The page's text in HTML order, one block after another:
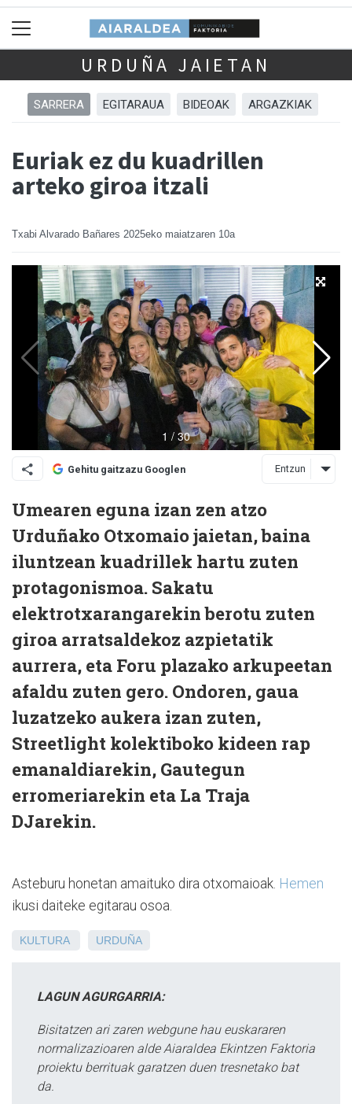
URDUÑA JAIETAN
SARRERA EGITARAUA BIDEOAK ARGAZKIAK
Euriak ez du kuadrillen
arteko giroa itzali
Txabi Alvarado Bañares 2025eko maiatzaren 10a
Gehitu gaitzazu Googlen Entzun
Umearen eguna izan zen atzo
Urduñako Otxomaio jaietan, baina
iluntzean kuadrillek hartu zuten
protagonismoa. Sakatu
elektrotxarangarekin berotu zuten
giroa arratsaldekoz azpietatik
aurrera, eta Foru plazako arkupeetan
afaldu zuten gero. Ondoren, gaua
luzatzeko aukera izan zuten,
Streetlight kolektiboko kideen rap
emanaldiarekin, Gautegun
erromeriarekin eta La Traja
DJarekin.
Asteburu honetan amaituko dira otxomaioak. Hemen
ikusi daiteke egitarau osoa.
KULTURA URDUÑA
LAGUN AGURGARRIA:
Bisitatzen ari zaren webgune hau euskararen
normalizazioaren alde Aiaraldea Ekintzen Faktoria
proiektu berrituak garatzen duen tresnetako bat
da.